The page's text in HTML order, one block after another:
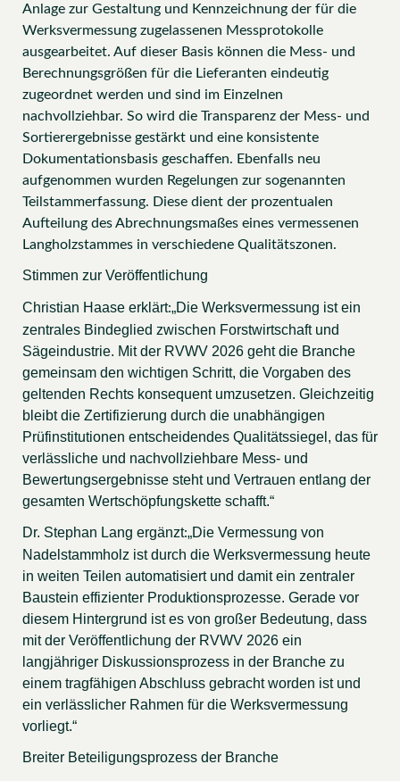
Anlage zur Gestaltung und Kennzeichnung der für die
Werksvermessung zugelassenen Messprotokolle
ausgearbeitet. Auf dieser Basis können die Mess- und
Berechnungsgrößen für die Lieferanten eindeutig
zugeordnet werden und sind im Einzelnen
nachvollziehbar. So wird die Transparenz der Mess- und
Sortierergebnisse gestärkt und eine konsistente
Dokumentationsbasis geschaffen. Ebenfalls neu
aufgenommen wurden Regelungen zur sogenannten
Teilstammerfassung. Diese dient der prozentualen
Aufteilung des Abrechnungsmaßes eines vermessenen
Langholzstammes in verschiedene Qualitätszonen.
Stimmen zur Veröffentlichung
Christian Haase erklärt:„Die Werksvermessung ist ein
zentrales Bindeglied zwischen Forstwirtschaft und
Sägeindustrie. Mit der RVWV 2026 geht die Branche
gemeinsam den wichtigen Schritt, die Vorgaben des
geltenden Rechts konsequent umzusetzen. Gleichzeitig
bleibt die Zertifizierung durch die unabhängigen
Prüfinstitutionen entscheidendes Qualitätssiegel, das für
verlässliche und nachvollziehbare Mess- und
Bewertungsergebnisse steht und Vertrauen entlang der
gesamten Wertschöpfungskette schafft.“
Dr. Stephan Lang ergänzt:„Die Vermessung von
Nadelstammholz ist durch die Werksvermessung heute
in weiten Teilen automatisiert und damit ein zentraler
Baustein effizienter Produktionsprozesse. Gerade vor
diesem Hintergrund ist es von großer Bedeutung, dass
mit der Veröffentlichung der RVWV 2026 ein
langjähriger Diskussionsprozess in der Branche zu
einem tragfähigen Abschluss gebracht worden ist und
ein verlässlicher Rahmen für die Werksvermessung
vorliegt.“
Breiter Beteiligungsprozess der Branche